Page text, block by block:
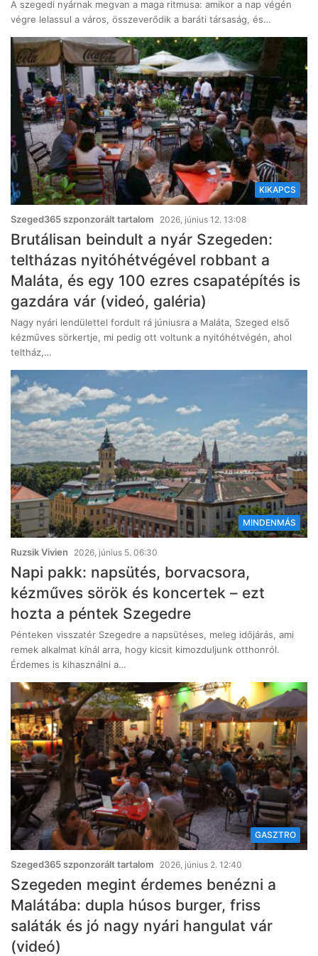
A szegedi nyárnak megvan a maga ritmusa: amikor a nap végén
végre lelassul a város, összeverődik a baráti társaság, és…
KIKAPCS
Szeged365 szponzorált tartalom 2026, június 12. 13:08
Brutálisan beindult a nyár Szegeden:
teltházas nyitóhétvégével robbant a
Maláta, és egy 100 ezres csapatépítés is
gazdára vár (videó, galéria)
Nagy nyári lendülettel fordult rá júniusra a Maláta, Szeged első
kézműves sörkertje, mi pedig ott voltunk a nyitóhétvégén, ahol
teltház,…
MINDENMÁS
Ruzsik Vivien 2026, június 5. 06:30
Napi pakk: napsütés, borvacsora,
kézműves sörök és koncertek – ezt
hozta a péntek Szegedre
Pénteken visszatér Szegedre a napsütéses, meleg időjárás, ami
remek alkalmat kínál arra, hogy kicsit kimozduljunk otthonról.
Érdemes is kihasználni a…
GASZTRO
Szeged365 szponzorált tartalom 2026, június 2. 12:40
Szegeden megint érdemes benézni a
Malátába: dupla húsos burger, friss
saláták és jó nagy nyári hangulat vár
(videó)